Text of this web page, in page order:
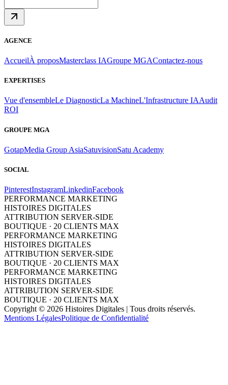
AGENCE
AccueilÀ proposMasterclass IAGroupe MGAContactez-nous
EXPERTISES
Vue d'ensembleLe DiagnosticLa MachineL'Infrastructure IAAudit
ROI
GROUPE MGA
GotapMedia Group AsiaSatuvisionSatu Academy
SOCIAL
PinterestInstagramLinkedinFacebook
PERFORMANCE MARKETING
HISTOIRES DIGITALES
ATTRIBUTION SERVER-SIDE
BOUTIQUE · 20 CLIENTS MAX
PERFORMANCE MARKETING
HISTOIRES DIGITALES
ATTRIBUTION SERVER-SIDE
BOUTIQUE · 20 CLIENTS MAX
PERFORMANCE MARKETING
HISTOIRES DIGITALES
ATTRIBUTION SERVER-SIDE
BOUTIQUE · 20 CLIENTS MAX
Copyright © 2026 Histoires Digitales | Tous droits réservés.
Mentions LégalesPolitique de Confidentialité